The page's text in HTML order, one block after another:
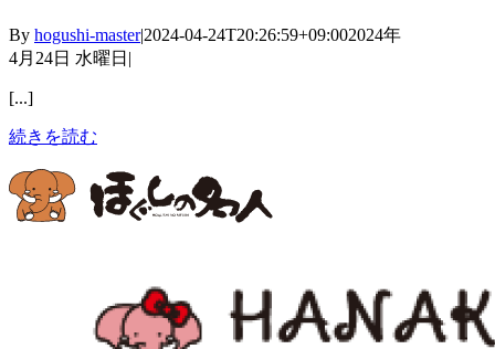
By hogushi-master|2024-04-24T20:26:59+09:002024年
4月24日 水曜日 |
[...]
続きを読む